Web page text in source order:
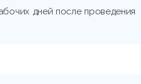
дней после проведения